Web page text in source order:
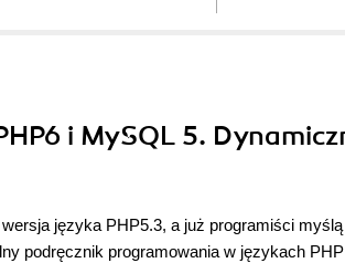
i MySQL 5.
wersja języka PHP5.3, a już programiści
podręcznik programowania w językach